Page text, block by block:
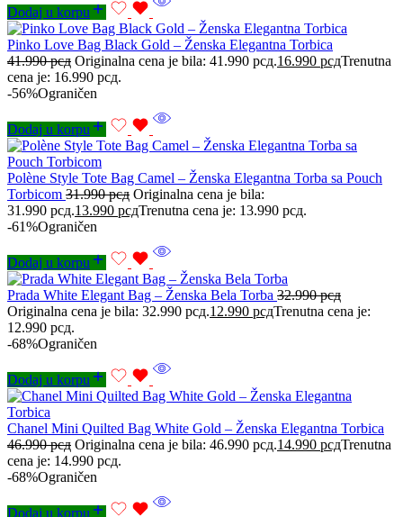
Dodaj u korpu
Pinko Love Bag Black Gold – Ženska Elegantna Torbica
41.990рсд Originalna cena je bila: 41.990 рсд.16.990 рсдTrenutna
cena je: 16.990 рсд.
-56%Ograničen
Dodaj u korpu
Polène Style Tote Bag Camel – Ženska Elegantna Torba sa Pouch
Torbicom 31.990рсд Originalna cena je bila:
31.990 рсд.13.990 рсдTrenutna cena je: 13.990 рсд.
-61%Ograničen
Dodaj u korpu
Prada White Elegant Bag – Ženska Bela Torba 32.990рсд
Originalna cena je bila: 32.990 рсд.12.990 рсдTrenutna cena je:
12.990 рсд.
-68%Ograničen
Dodaj u korpu
Chanel Mini Quilted Bag White Gold – Ženska Elegantna Torbica
46.990рсд Originalna cena je bila: 46.990 рсд.14.990 рсдTrenutna
cena je: 14.990 рсд.
-68%Ograničen
Dodaj u korpu